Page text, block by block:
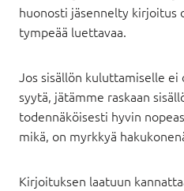
huonosti jäsennelty kirjoitus
tympeää luettavaa.
Jos sisällön kuluttamiselle ei
syytä, jätämme raskaan
todennäköisesti hyvin
mikä, on myrkkyä
Kirjoituksen laatuun